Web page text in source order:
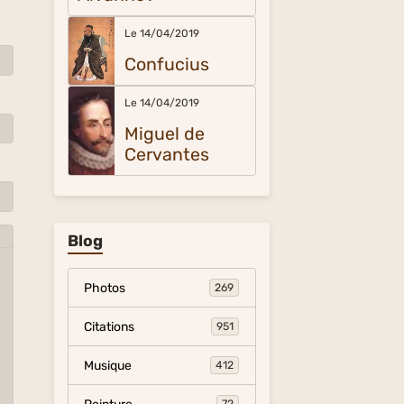
Le 14/04/2019
Confucius
Le 14/04/2019
Miguel de
Cervantes
Blog
Photos 269
Citations 951
Musique 412